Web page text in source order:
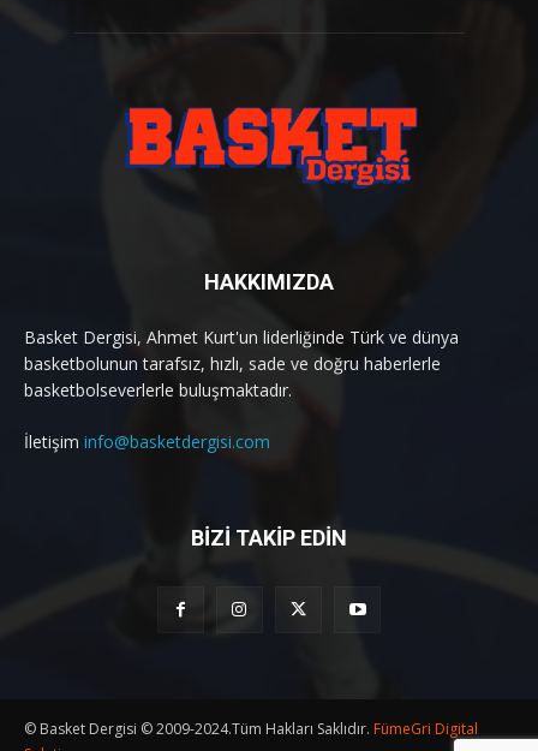
HAKKIMIZDA
Basket Dergisi, Ahmet Kurt'un liderliğinde Türk ve dünya
basketbolunun tarafsız, hızlı, sade ve doğru haberlerle
basketbolseverlerle buluşmaktadır.
İletişim info@basketdergisi.com
BİZİ TAKİP EDİN
© Basket Dergisi © 2009-2024.Tüm Hakları Saklıdır. FümeGri Digital